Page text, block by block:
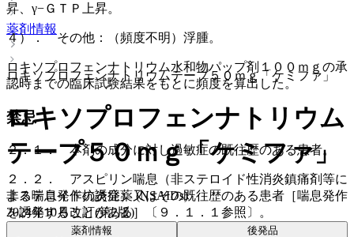
昇、γ−ＧＴＰ上昇。
４）． その他：（頻度不明）浮腫。
ロキソプロフェンナトリウム水和物パップ剤１００ｍｇの承
認時までの臨床試験結果をもとに頻度を算出した。
禁忌
２．１． 本剤の成分に対し過敏症の既往歴のある患者。
２．２． アスピリン喘息（非ステロイド性消炎鎮痛剤等に
よる喘息発作の誘発）又はその既往歴のある患者［喘息発作
を誘発することがある］〔９．１．１参照〕。
薬剤情報
ロキソプロフェンナトリウムテープ５０ｍｇ「ケミファ」
ロキソプロフェンナトリウム
テープ５０ｍｇ「ケミファ」
非ステロイド抗炎症薬 (NSAIDs)
2024年10月改訂(第2版)
薬剤情報 後発品